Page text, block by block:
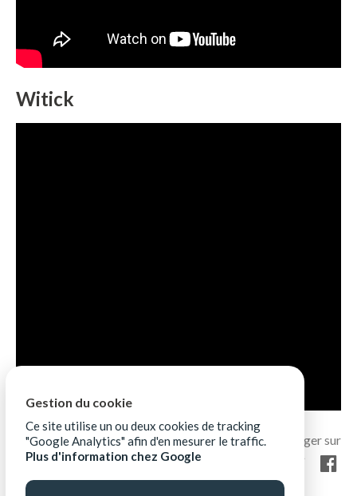
Witick
Gestion du cookie
Ce site utilise un ou deux cookies de tracking
"Google Analytics" afin d'en mesurer le traffic.
Plus d'information chez Google